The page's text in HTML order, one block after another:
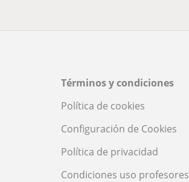
Términos y condiciones
Política de cookies
Configuración de Cookies
Política de privacidad
Condiciones uso profesores